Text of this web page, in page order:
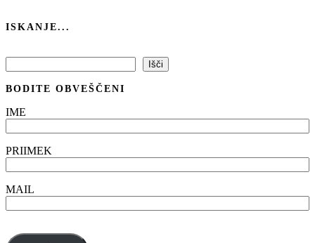
ISKANJE...
Išči
BODITE OBVEŠČENI
IME
PRIIMEK
MAIL